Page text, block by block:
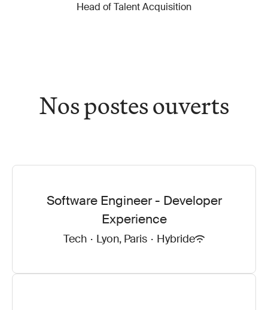
Head of Talent Acquisition
Nos postes ouverts
Software Engineer - Developer
Experience
Tech · Lyon, Paris · Hybride